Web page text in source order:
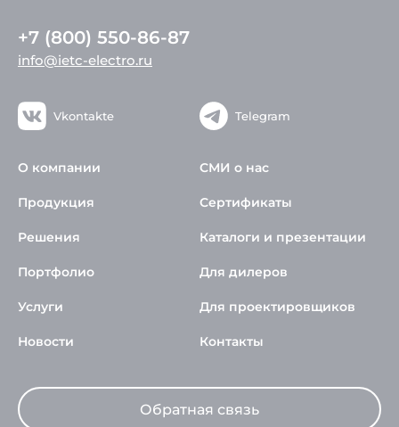
+7 (800) 550-86-87
info@ietc-electro.ru
Vkontakte Telegram
О компании
Продукция
Решения
Портфолио
Услуги
Новости
СМИ о нас
Сертификаты
Каталоги и презентации
Для дилеров
Для проектировщиков
Контакты
Обратная связь